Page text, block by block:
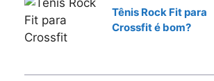
Tênis Rock Fit para
Crossfit é bom?